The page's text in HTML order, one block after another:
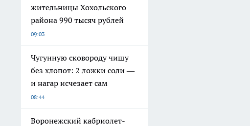
жительницы Хохольского
района 990 тысяч рублей
09:03
Чугунную сковороду чищу
без хлопот: 2 ложки соли —
и нагар исчезает сам
08:44
Воронежский кабриолет-